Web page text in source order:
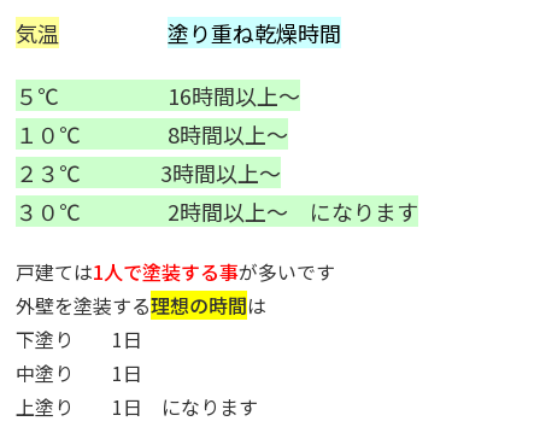
気温
塗り重ね乾燥時間
５℃ 16時間以上～
１０℃ 8時間以上～
２３℃ 3時間以 上～
３０℃ 2時間以上～ になります
戸建ては1人で塗装する事が多いです
外壁を塗装する理想の時間は
下塗り 1日
中塗り 1日
上塗り 1日 になります